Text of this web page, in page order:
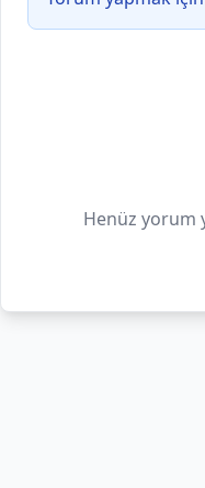
Henüz yorum